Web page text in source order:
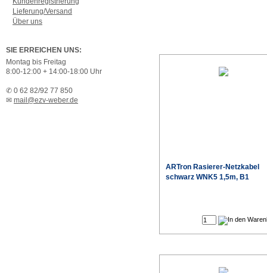
Lieferung/Versand
Über uns
SIE ERREICHEN UNS:
Montag bis Freitag
8:00-12:00 + 14:00-18:00 Uhr
✆ 0 62 82/92 77 850
✉ mail@ezv-weber.de
ARTron Rasierer-Netzkabel
schwarz WNK5 1,5m, B1